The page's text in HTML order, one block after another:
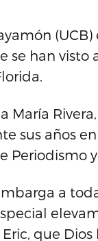
se han
María
sus años
Periodismo
a
que